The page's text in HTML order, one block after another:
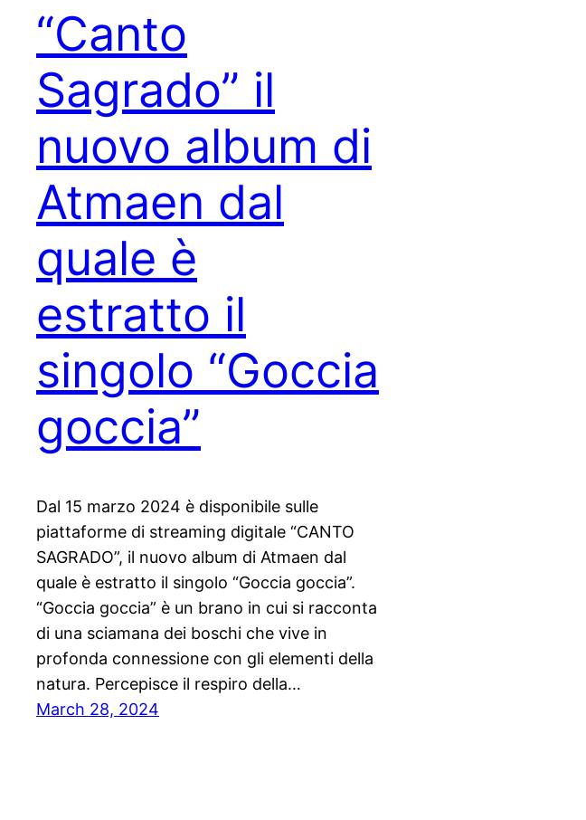
“Canto
Sagrado” il
nuovo album di
Atmaen dal
quale è
estratto il
singolo “Goccia
goccia”
Dal 15 marzo 2024 è disponibile sulle
piattaforme di streaming digitale “CANTO
SAGRADO”, il nuovo album di Atmaen dal
quale è estratto il singolo “Goccia goccia”.
“Goccia goccia” è un brano in cui si racconta
di una sciamana dei boschi che vive in
profonda connessione con gli elementi della
natura. Percepisce il respiro della…
March 28, 2024